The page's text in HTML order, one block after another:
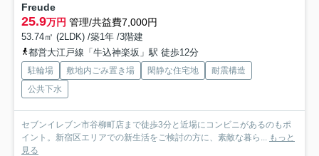
Freude
25.9万円 管理/共益費7,000円
53.74㎡ (2LDK) /築1年 /3階建
都営大江戸線「牛込神楽坂」駅 徒歩12分
駐輪場 敷地内ごみ置き場 閑静な住宅地
耐震構造
公共下水
セブンイレブン市谷柳町店まで徒歩3分と近場にコンビニがあるのもポ
イント。新宿区エリアでの新生活をご検討の方に、素敵な暮ら... もっと
見る